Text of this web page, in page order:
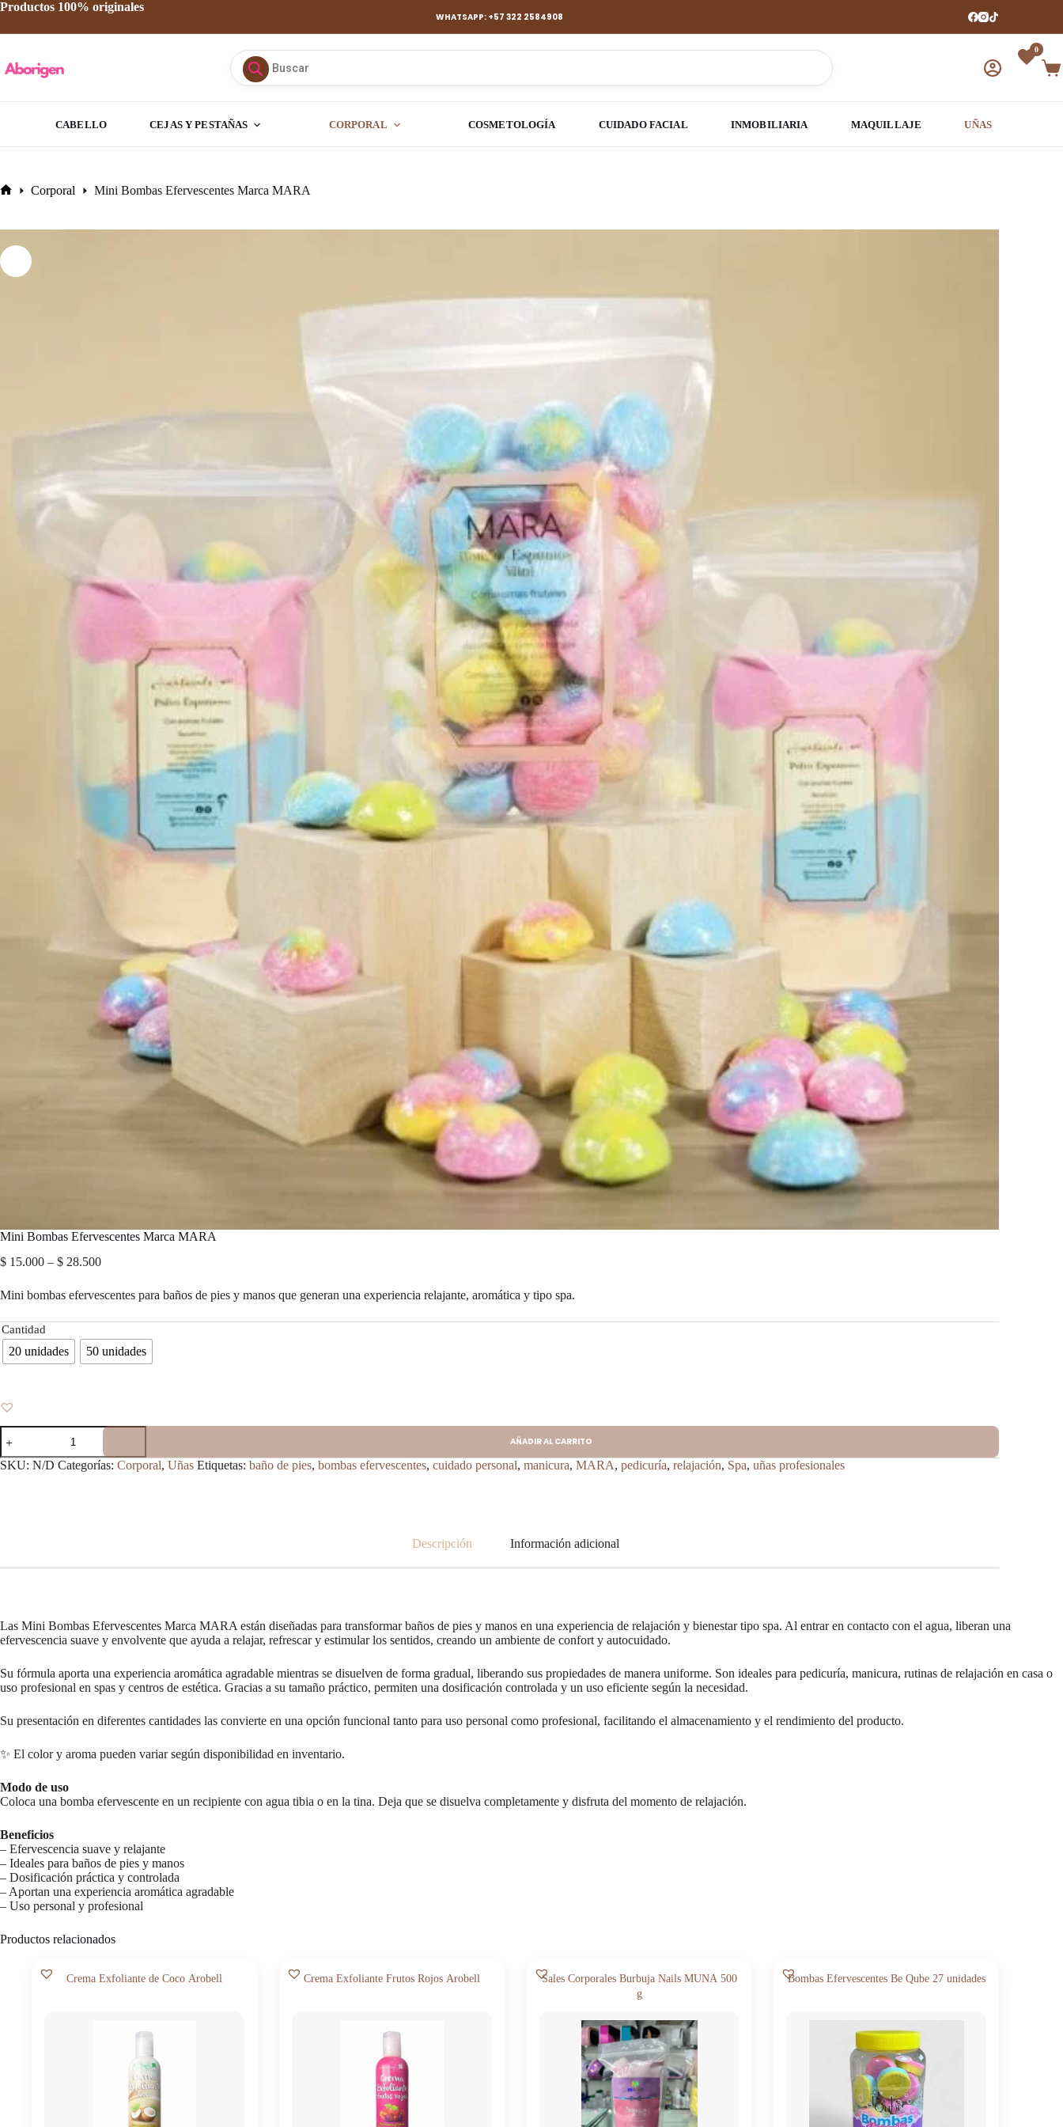
Saltar
contenido
Productos 100% originales
WHATSAPP: +57 322 2584908
Búsqueda
de
productos
0
CABELLO CEJAS Y PESTAÑAS CORPORAL COSMETOLOGÍA CUIDADO FACIAL INMOBILIARIA MAQUILLAJE UÑAS
Corporal Mini Bombas Efervescentes Marca MARA
Mini Bombas Efervescentes Marca MARA
$ 15.000 – $ 28.500Price
$ 15.000
through
$ 28.500
Mini bombas efervescentes para baños de pies y manos que generan una experiencia relajante, aromática y tipo spa.
Cantidad
20 unidades 50 unidades
Mini
Bombas
Efervescentes
Marca
AÑADIR AL CARRITO
SKU: N/D Categorías: Corporal, Uñas Etiquetas: baño de pies, bombas efervescentes, cuidado personal, manicura, MARA, pedicuría, relajación, Spa, uñas profesionales
Descripción Información adicional
Las Mini Bombas Efervescentes Marca MARA están diseñadas para transformar baños de pies y manos en una experiencia de relajación y bienestar tipo spa. Al entrar en contacto con el agua, liberan una
efervescencia suave y envolvente que ayuda a relajar, refrescar y estimular los sentidos, creando un ambiente de confort y autocuidado.
Su fórmula aporta una experiencia aromática agradable mientras se disuelven de forma gradual, liberando sus propiedades de manera uniforme. Son ideales para pedicuría, manicura, rutinas de relajación en casa o
uso profesional en spas y centros de estética. Gracias a su tamaño práctico, permiten una dosificación controlada y un uso eficiente según la necesidad.
Su presentación en diferentes cantidades las convierte en una opción funcional tanto para uso personal como profesional, facilitando el almacenamiento y el rendimiento del producto.
✨ El color y aroma pueden variar según disponibilidad en inventario.
Modo de uso
Coloca una bomba efervescente en un recipiente con agua tibia o en la tina. Deja que se disuelva completamente y disfruta del momento de relajación.
Beneficios
– Efervescencia suave y relajante
– Ideales para baños de pies y manos
– Dosificación práctica y controlada
– Aportan una experiencia aromática agradable
– Uso personal y profesional
Productos relacionados
Crema Exfoliante de Coco Arobell Crema Exfoliante Frutos Rojos Arobell
Sales Corporales Burbuja Nails MUNA 500
g
Bombas Efervescentes Be Qube 27 unidades